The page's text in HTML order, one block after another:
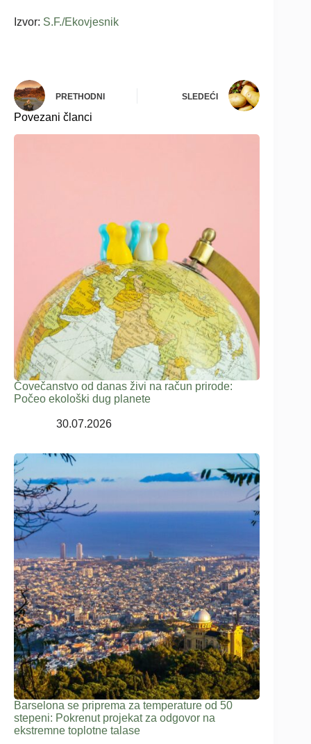
Izvor: S.F./Ekovjesnik
PRETHODNI SLEDEĆI
Povezani članci
Čovečanstvo od danas živi na račun prirode:
Počeo ekološki dug planete
30.07.2026
Barselona se priprema za temperature od 50
stepeni: Pokrenut projekat za odgovor na
ekstremne toplotne talase